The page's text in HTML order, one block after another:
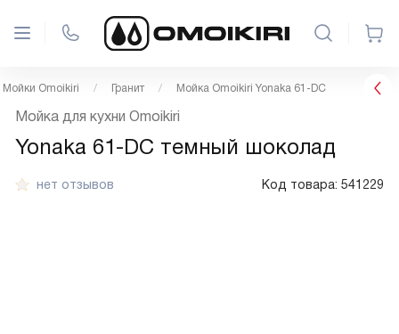
Мойки Omoikiri Гранит Мойка Omoikiri Yonaka 61-DC
нет отзывов Код товара: 541229
Мойка для кухни Omoikiri
Yonaka 61-DC темный шоколад